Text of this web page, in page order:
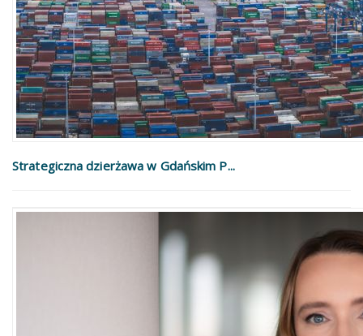
Strategiczna dzierżawa w Gdańskim P...